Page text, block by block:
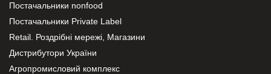
Постачальники nonfood
Постачальники Private Label
Retail. Роздрібні мережі, Магазини
Дистрибутори України
Агропромисловий комплекс